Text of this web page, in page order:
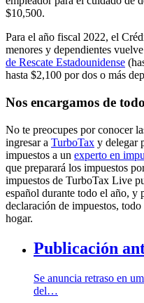
$10,500.
Para el año fiscal 2022, el
menores y dependientes
de Rescate Estadounidense
hasta $2,100 por dos o más
Nos encargamos de todo
No te preocupes por conocer
ingresar a TurboTax y delegar
impuestos a un experto en
que preparará los impuestos
impuestos de TurboTax Live
español durante todo el año, y
declaración de impuestos,
hogar.
Publicación
Se anuncia retraso en
del…